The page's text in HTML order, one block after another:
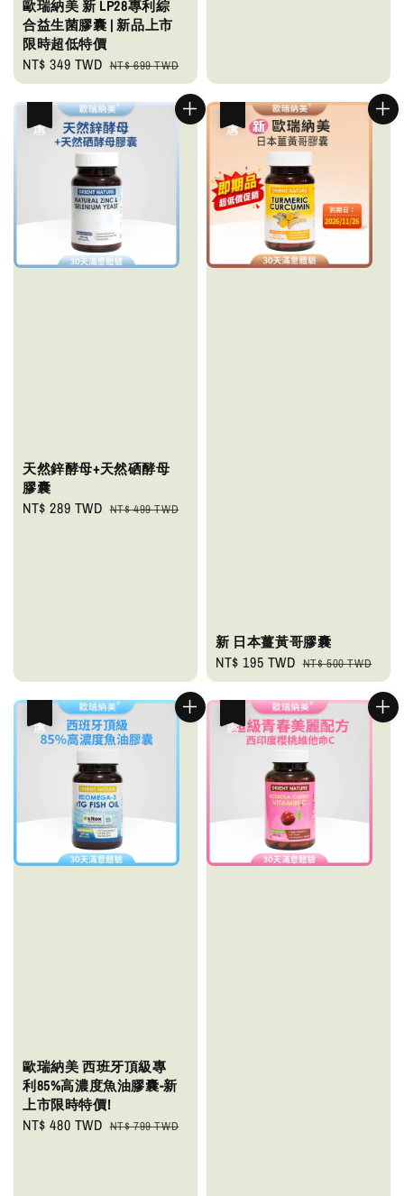
歐瑞納美 新 LP28專利綜
合益生菌膠囊 | 新品上市
限時超低特價
Sale
price
NT$ 349 TWD Regular
price
NT$ 699 TWD
天然鋅酵母+天然硒酵母
膠囊
Sale
NT$ 289 TWD Regular
NT$ 499 TWD
新 日本薑黃哥膠囊
Sale
price
NT$ 195 TWD Regular
price
NT$ 500 TWD
歐瑞納美 西班牙頂級專
利85%高濃度魚油膠囊-新
上市限時特價!
Sale
NT$ 480 TWD Regular
NT$ 799 TWD